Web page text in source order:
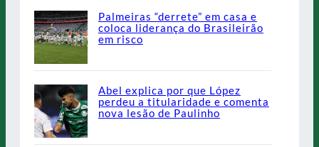
Palmeiras “derrete” em casa e
coloca liderança do Brasileirão
em risco
Abel explica por que López
perdeu a titularidade e comenta
nova lesão de Paulinho